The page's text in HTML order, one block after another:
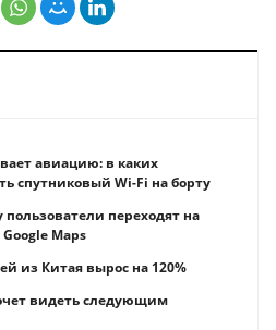
авиацию: в каких
спутниковый Wi-Fi на борту
переходят на
Maps
из Китая вырос на 120%
видеть следующим